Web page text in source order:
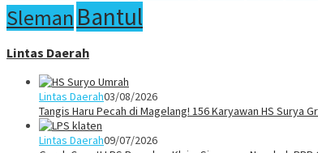
Sleman Bantul
Lintas Daerah
Lintas Daerah03/08/2026
Tangis Haru Pecah di Magelang! 156 Karyawan HS Surya
Lintas Daerah09/07/2026